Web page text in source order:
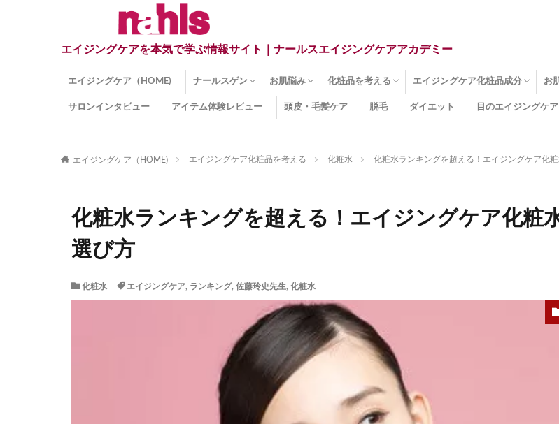
エイジングケアを本気で学ぶ情報サイト｜ナールスエイジングケアアカデミー
エイジングケア（HOME) ナールスゲン
ナールスゲンとは？
ナールスゲン関連成分
お肌悩み
インナードライ肌
くすみ
目の下のクマ
しみ
しわ
顔・頭皮のたるみ
ほうれい線
毛穴
手荒れ
乾燥肌
敏感肌
紫外線ダメージ
薄毛
その他のお肌悩み
化粧品を考える
エイジングケア化粧品
化粧水
美容液
保湿クリーム
酵素洗顔
ハンドクリーム
フェイスマスク
ほうれい線化粧品
コラーゲン化粧品
メイク化粧品
洗顔・クレンジング
オールインワン化粧品
その他の化粧品
エイジングケア化粧品成分
エイジングケア化粧品(成分)
セラミド
ネオダーミル
プロテオグリカン
ビタミンC誘導体
コラーゲン
その他の化粧品成分
お
エ
タ
皮
表皮
真皮
表
女
そ
サロンインタビュー アイテム体験レビュー 頭皮・毛髪ケア 脱毛 ダイエット 目のエイジングケア
エイジングケア（HOME) エイジングケア化粧品を考える 化粧水 化粧水ランキングを超える！エイジングケア化
化粧水ランキングを超える！エイジングケア化粧
選び方
化粧水 エイジングケア, ランキング, 佐藤玲史先生, 化粧水